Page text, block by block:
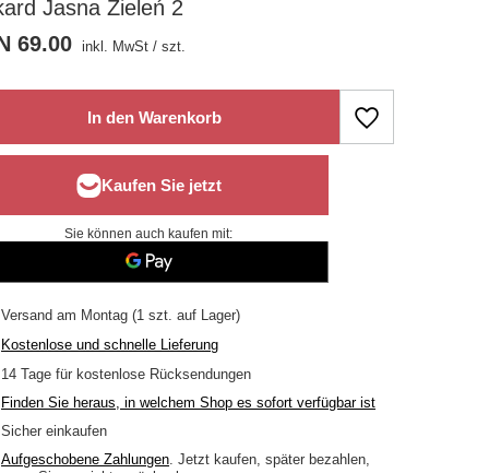
Jasna Zieleń 2
69.00
inkl. MwSt /szt.
In den Warenkorb
Sie können auch kaufen mit:
Versandam Montag (1 szt. auf Lager)
Kostenlose und schnelle Lieferung
14 Tage für kostenlose Rücksendungen
Finden Sie heraus, in welchem Shop es sofort verfügbar ist
Sicher einkaufen
Aufgeschobene Zahlungen. Jetzt kaufen, später bezahlen,